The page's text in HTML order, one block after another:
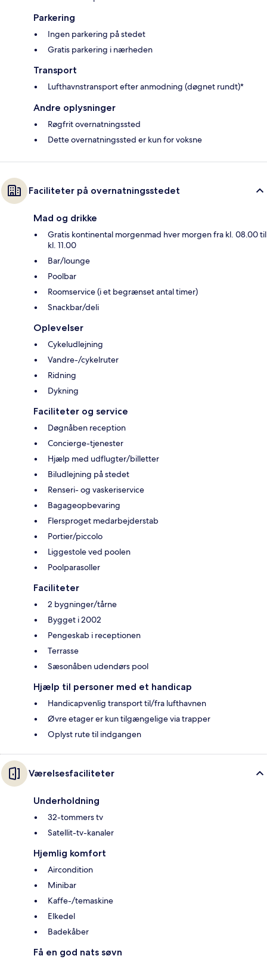
Parkering
Ingen parkering på stedet
Gratis parkering i nærheden
Transport
Lufthavnstransport efter anmodning (døgnet rundt)*
Andre oplysninger
Røgfrit overnatningssted
Dette overnatningssted er kun for voksne
Faciliteter på overnatningsstedet
Mad og drikke
Gratis kontinental morgenmad hver morgen fra kl. 08.00 til
kl. 11.00
Bar/lounge
Poolbar
Roomservice (i et begrænset antal timer)
Snackbar/deli
Oplevelser
Cykeludlejning
Vandre-/cykelruter
Ridning
Dykning
Faciliteter og service
Døgnåben reception
Concierge-tjenester
Hjælp med udflugter/billetter
Biludlejning på stedet
Renseri- og vaskeriservice
Bagageopbevaring
Flersproget medarbejderstab
Portier/piccolo
Liggestole ved poolen
Poolparasoller
Faciliteter
2 bygninger/tårne
Bygget i 2002
Pengeskab i receptionen
Terrasse
Sæsonåben udendørs pool
Hjælp til personer med et handicap
Handicapvenlig transport til/fra lufthavnen
Øvre etager er kun tilgængelige via trapper
Oplyst rute til indgangen
Værelsesfaciliteter
Underholdning
32-tommers tv
Satellit-tv-kanaler
Hjemlig komfort
Aircondition
Minibar
Kaffe-/temaskine
Elkedel
Badekåber
Få en god nats søvn